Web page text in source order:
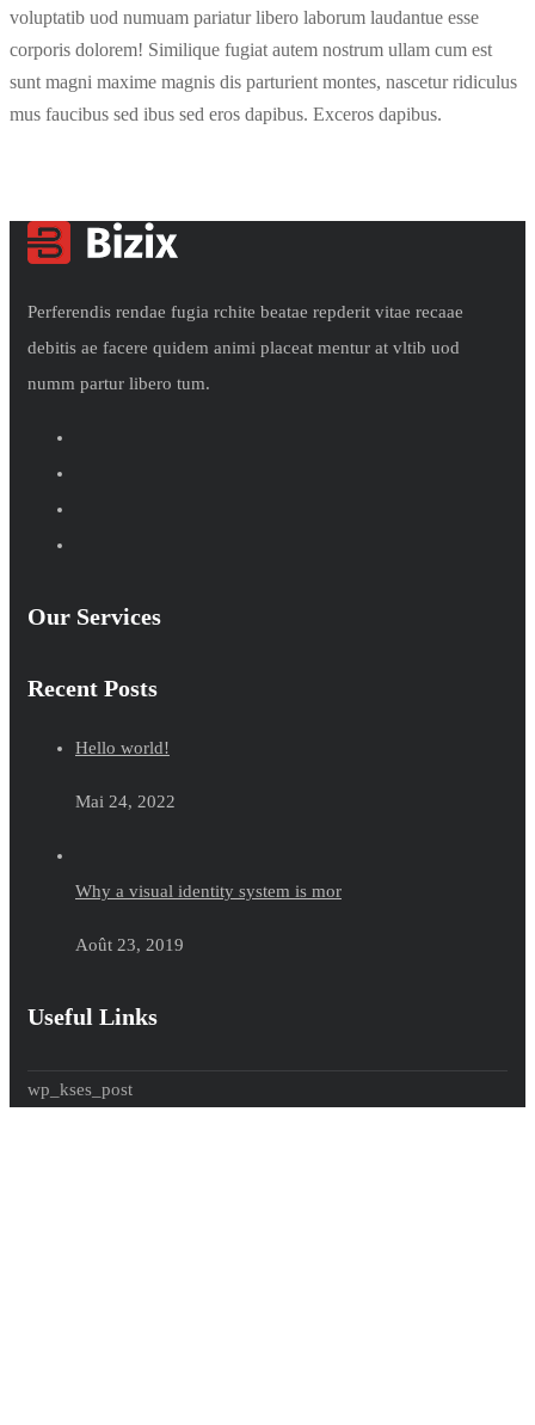
voluptatib uod numuam pariatur libero laborum laudantue esse
corporis dolorem! Similique fugiat autem nostrum ullam cum est
sunt magni maxime magnis dis parturient montes, nascetur ridiculus
mus faucibus sed ibus sed eros dapibus. Exceros dapibus.
Perferendis rendae fugia rchite beatae repderit vitae recaae
debitis ae facere quidem animi placeat mentur at vltib uod
numm partur libero tum.
Our Services
Recent Posts
Hello world!
Mai 24, 2022
Why a visual identity system is mor
Août 23, 2019
Useful Links
wp_kses_post